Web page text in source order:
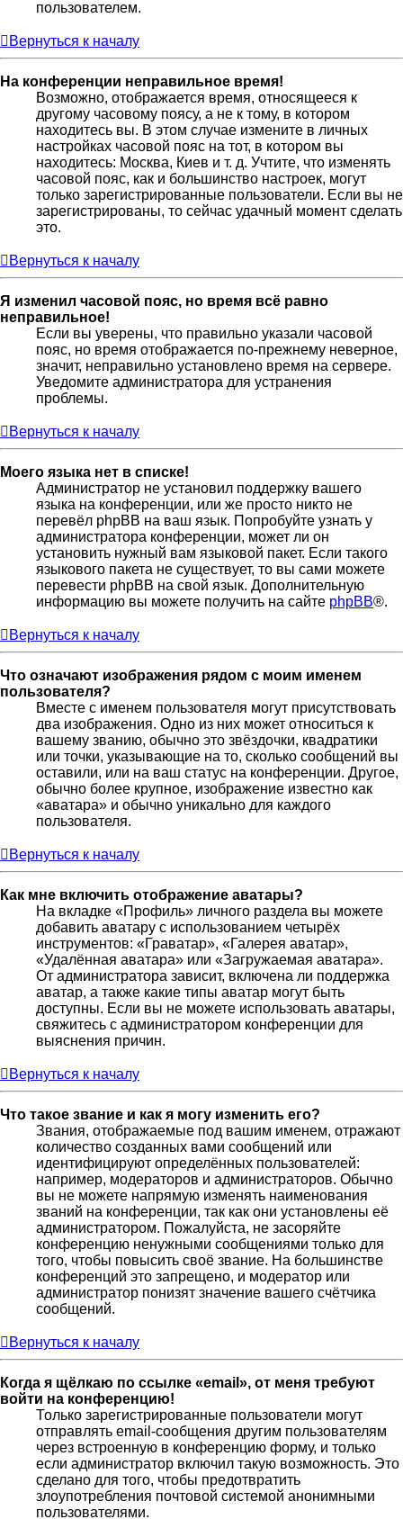
пользователем.
Вернуться к началу
На конференции неправильное время!
Возможно, отображается время, относящееся к
другому часовому поясу, а не к тому, в котором
находитесь вы. В этом случае измените в личных
настройках часовой пояс на тот, в котором вы
находитесь: Москва, Киев и т. д. Учтите, что изменять
часовой пояс, как и большинство настроек, могут
только зарегистрированные пользователи. Если вы не
зарегистрированы, то сейчас удачный момент сделать
это.
Вернуться к началу
Я изменил часовой пояс, но время всё равно
неправильное!
Если вы уверены, что правильно указали часовой
пояс, но время отображается по-прежнему неверное,
значит, неправильно установлено время на сервере.
Уведомите администратора для устранения
проблемы.
Вернуться к началу
Моего языка нет в списке!
Администратор не установил поддержку вашего
языка на конференции, или же просто никто не
перевёл phpBB на ваш язык. Попробуйте узнать у
администратора конференции, может ли он
установить нужный вам языковой пакет. Если такого
языкового пакета не существует, то вы сами можете
перевести phpBB на свой язык. Дополнительную
информацию вы можете получить на сайте phpBB®.
Вернуться к началу
Что означают изображения рядом с моим именем
пользователя?
Вместе с именем пользователя могут присутствовать
два изображения. Одно из них может относиться к
вашему званию, обычно это звёздочки, квадратики
или точки, указывающие на то, сколько сообщений вы
оставили, или на ваш статус на конференции. Другое,
обычно более крупное, изображение известно как
«аватара» и обычно уникально для каждого
пользователя.
Вернуться к началу
Как мне включить отображение аватары?
На вкладке «Профиль» личного раздела вы можете
добавить аватару с использованием четырёх
инструментов: «Граватар», «Галерея аватар»,
«Удалённая аватара» или «Загружаемая аватара».
От администратора зависит, включена ли поддержка
аватар, а также какие типы аватар могут быть
доступны. Если вы не можете использовать аватары,
свяжитесь с администратором конференции для
выяснения причин.
Вернуться к началу
Что такое звание и как я могу изменить его?
Звания, отображаемые под вашим именем, отражают
количество созданных вами сообщений или
идентифицируют определённых пользователей:
например, модераторов и администраторов. Обычно
вы не можете напрямую изменять наименования
званий на конференции, так как они установлены её
администратором. Пожалуйста, не засоряйте
конференцию ненужными сообщениями только для
того, чтобы повысить своё звание. На большинстве
конференций это запрещено, и модератор или
администратор понизят значение вашего счётчика
сообщений.
Вернуться к началу
Когда я щёлкаю по ссылке «email», от меня требуют
войти на конференцию!
Только зарегистрированные пользователи могут
отправлять email-сообщения другим пользователям
через встроенную в конференцию форму, и только
если администратор включил такую возможность. Это
сделано для того, чтобы предотвратить
злоупотребления почтовой системой анонимными
пользователями.